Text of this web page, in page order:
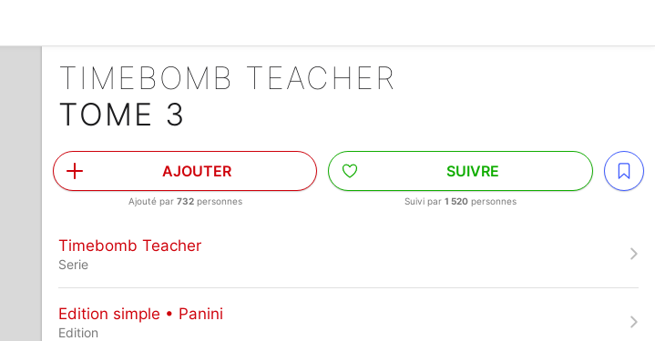
TIMEBOMB TEACHER
TOME 3
AJOUTER
Ajouté par 732personnes
SUIVRE
Suivi par1 520 personnes
Timebomb Teacher
Serie
Edition simple • Panini
Edition